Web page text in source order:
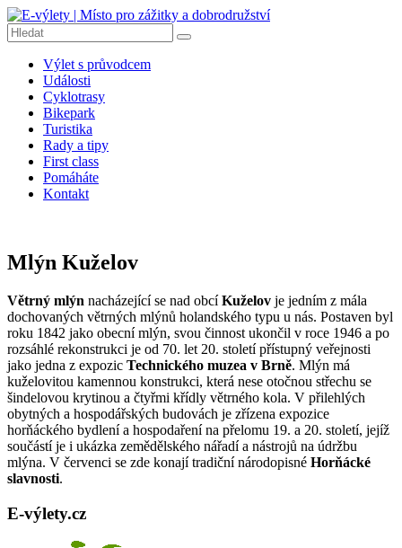
Přeskočit
na
obsah
E-
výlety
Místo
pro
zážitky
dobrodružství
|
Dobrodružné
na
kolech,
pěší
turistiku,
tipy
na
výlety,
cyklotrasy,
bike
parky,
zajímavá
turistická
výlety
Výlet s průvodcem
Události
Cyklotrasy
Bikepark
Turistika
Rady a tipy
First class
Pomáháte
Kontakt
Mlýn Kuželov
Větrný mlýn nacházející se nad obcíKuželov je jedním z mála
dochovaných větrných mlýnů holandského typu u nás. Postaven byl
roku 1842 jako obecní mlýn, svou činnost ukončil v roce 1946 a po
rozsáhlé rekonstrukci je od 70. let 20. století přístupný veřejnosti
jako jedna z expozic Technického muzea v Brně. Mlýn má
kuželovitou kamennou konstrukci, která nese otočnou střechu se
šindelovou krytinou a čtyřmi křídly větrného kola. V přilehlých
obytných a hospodářských budovách je zřízena expozice
horňáckého bydlení a hospodaření na přelomu 19. a 20. století, jejíž
součástí je i ukázka zemědělského nářadí a nástrojů na údržbu
mlýna. V červenci se zde konají tradiční národopisné Horňácké
slavnosti.
E-výlety.cz